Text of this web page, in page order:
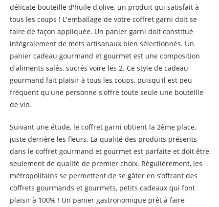
délicate bouteille d'huile d'olive, un produit qui satisfait à
tous les coups ! L'emballage de votre coffret garni doit se
faire de façon appliquée. Un panier garni doit constitué
intégralement de mets artisanaux bien sélectionnés. Un
panier cadeau gourmand et gourmet est une composition
d'aliments salés, sucrés voire les 2. Ce style de cadeau
gourmand fait plaisir à tous les coups, puisqu'il est peu
fréquent qu'une personne s'offre toute seule une bouteille
de vin.
Suivant une étude, le coffret garni obtient la 2ème place,
juste derrière les fleurs. La qualité des produits présents
dans le coffret gourmand et gourmet est parfaite et doit être
seulement de qualité de premier choix. Régulièrement, les
métropolitains se permettent de se gâter en s’offrant des
coffrets gourmands et gourmets, petits cadeaux qui font
plaisir à 100% ! Un panier gastronomique prêt à faire